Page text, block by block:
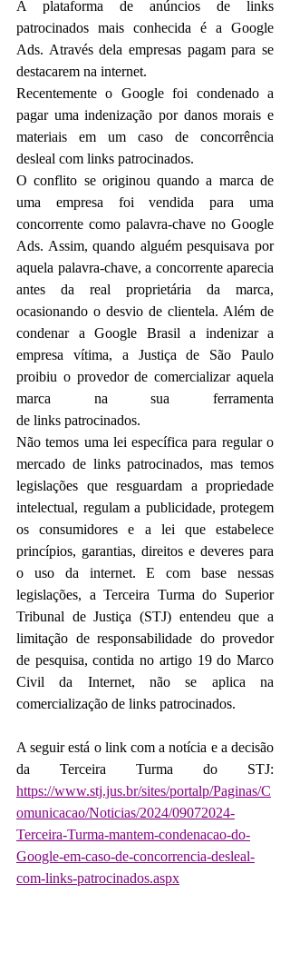
A plataforma de anúncios de links
patrocinados mais conhecida é a Google
Ads. Através dela empresas pagam para se
destacarem na internet.
Recentemente o Google foi condenado a
pagar uma indenização por danos morais e
materiais em um caso de concorrência
desleal com links patrocinados.
O conflito se originou quando a marca de
uma empresa foi vendida para uma
concorrente como palavra-chave no Google
Ads. Assim, quando alguém pesquisava por
aquela palavra-chave, a concorrente aparecia
antes da real proprietária da marca,
ocasionando o desvio de clientela. Além de
condenar a Google Brasil a indenizar a
empresa vítima, a Justiça de São Paulo
proibiu o provedor de comercializar aquela
marca na sua ferramenta
de links patrocinados.
Não temos uma lei específica para regular o
mercado de links patrocinados, mas temos
legislações que resguardam a propriedade
intelectual, regulam a publicidade, protegem
os consumidores e a lei que estabelece
princípios, garantias, direitos e deveres para
o uso da internet. E com base nessas
legislações, a Terceira Turma do Superior
Tribunal de Justiça (STJ) entendeu que a
limitação de responsabilidade do provedor
de pesquisa, contida no artigo 19 do Marco
Civil da Internet, não se aplica na
comercialização de links patrocinados.
A seguir está o link com a notícia e a decisão
https://www.stj.jus.br/sites/portalp/Paginas/C
omunicacao/Noticias/2024/09072024-
Terceira-Turma-mantem-condenacao-do-
Google-em-caso-de-concorrencia-desleal-
com-links-patrocinados.aspx